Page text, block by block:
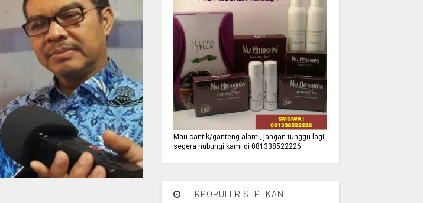
Mau cantik/ganteng alami, jangan tunggu lagi,
segera hubungi kami di 081338522226
TERPOPULER SEPEKAN